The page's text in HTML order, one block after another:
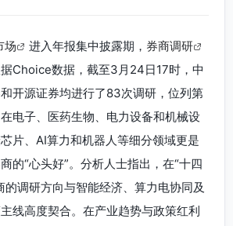
场 进入年报集中披露期， 券商调研
Choice数据，截至3月24日17时，中
开源证券均进行了83次调研，位列第
电子、医药生物、电力设备和机械设
片、AI算力和机器人等细分领域更是
的“心头好”。分析人士指出，在“十四
的调研方向与智能经济、算力电协同及
线高度契合。在产业趋势与政策红利